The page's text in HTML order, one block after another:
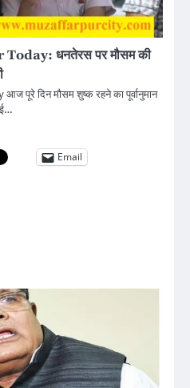
धनतेरस पर मौसम की
दिन मौसम शुष्क रहने का पूर्वानुमान
Email